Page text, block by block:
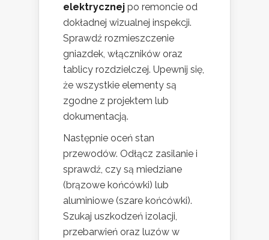
elektrycznej po remoncie od
dokładnej wizualnej inspekcji.
Sprawdź rozmieszczenie
gniazdek, włączników oraz
tablicy rozdzielczej. Upewnij się,
że wszystkie elementy są
zgodne z projektem lub
dokumentacją.
Następnie oceń stan
przewodów. Odłącz zasilanie i
sprawdź, czy są miedziane
(brązowe końcówki) lub
aluminiowe (szare końcówki).
Szukaj uszkodzeń izolacji,
przebarwień oraz luzów w